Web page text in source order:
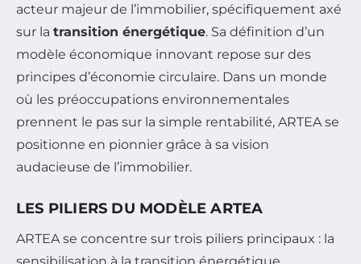
acteur majeur de l’immobilier, spécifiquement axé
sur la transition énergétique. Sa définition d’un
modèle économique innovant repose sur des
principes d’économie circulaire. Dans un monde
où les préoccupations environnementales
prennent le pas sur la simple rentabilité, ARTEA se
positionne en pionnier grâce à sa vision
audacieuse de l’immobilier.
LES PILIERS DU MODÈLE ARTEA
ARTEA se concentre sur trois piliers principaux : la